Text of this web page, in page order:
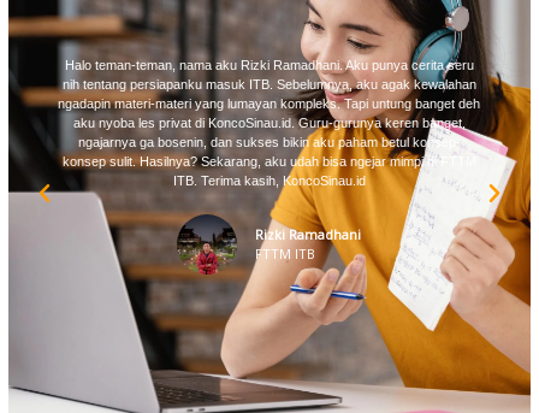
Halo teman-teman, nama aku Rizki Ramadhani. Aku punya cerita seru
nih tentang persiapanku masuk ITB. Sebelumnya, aku agak kewalahan
ngadapin materi-materi yang lumayan kompleks. Tapi untung banget deh
aku nyoba les privat di KoncoSinau.id. Guru-gurunya keren banget,
ngajarnya ga bosenin, dan sukses bikin aku paham betul konsep-
konsep sulit. Hasilnya? Sekarang, aku udah bisa ngejar mimpi di FTTM
ITB. Terima kasih, KoncoSinau.id
Rizki Ramadhani
FTTM ITB